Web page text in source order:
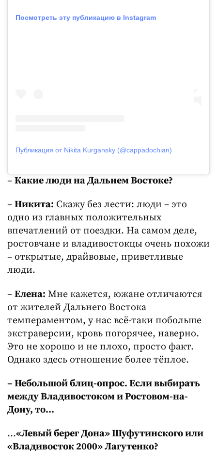
Посмотреть эту публикацию в Instagram
Публикация от Nikita Kurgansky (@cappadochian)
– Какие люди на Дальнем Востоке?
– Никита: Скажу без лести: люди – это
одно из главных положительных
впечатлений от поездки. На самом деле,
ростовчане и владивостокцы очень похожи
– открытые, драйвовые, приветливые
люди.
– Елена: Мне кажется, южане отличаются
от жителей Дальнего Востока
темпераментом, у нас всё-таки побольше
экстраверсии, кровь погорячее, наверно.
Это не хорошо и не плохо, просто факт.
Однако здесь отношение более тёплое.
– Небольшой блиц-опрос. Если выбирать
между Владивостоком и Ростовом-на-
Дону, то…
…«Левый берег Дона» Шуфутинского или
«Владивосток 2000» Лагутенко?